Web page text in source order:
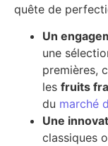
quête de
Un
une
premières,
les fruits
du marché
Une
classiques